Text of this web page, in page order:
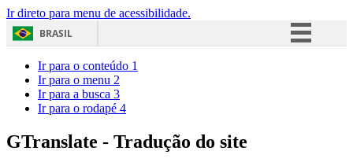
Ir direto para menu de acessibilidade.
BRASIL
Acesso à informação
Ir para o conteúdo 1
Ir para o menu 2
Ir para a busca 3
Ir para o rodapé 4
GTranslate - Tradução do site